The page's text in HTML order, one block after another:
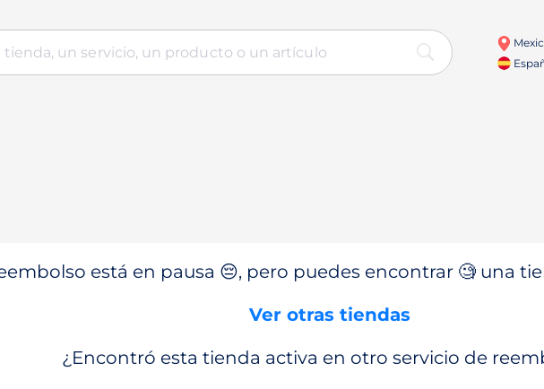
está en pausa 😔, pero puedes encontrar 🧐 una
Ver otras tiendas
¿Encontró esta tienda activa en otro servicio de